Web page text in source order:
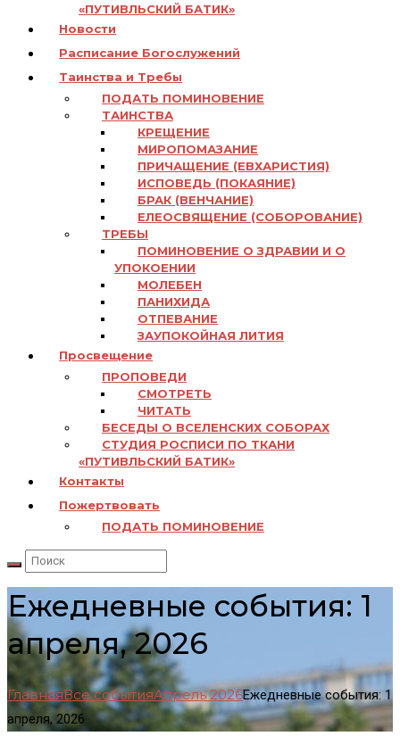
«ПУТИВЛЬСКИЙ БАТИК»
Новости
Расписание Богослужений
Таинства и Требы
ПОДАТЬ ПОМИНОВЕНИЕ
ТАИНСТВА
КРЕЩЕНИЕ
МИРОПОМАЗАНИЕ
ПРИЧАЩЕНИЕ (ЕВХАРИСТИЯ)
ИСПОВЕДЬ (ПОКАЯНИЕ)
БРАК (ВЕНЧАНИЕ)
ЕЛЕОСВЯЩЕНИЕ (СОБОРОВАНИЕ)
ТРЕБЫ
ПОМИНОВЕНИЕ О ЗДРАВИИ И О
УПОКОЕНИИ
МОЛЕБЕН
ПАНИХИДА
ОТПЕВАНИЕ
ЗАУПОКОЙНАЯ ЛИТИЯ
Просвещение
ПРОПОВЕДИ
СМОТРЕТЬ
ЧИТАТЬ
БЕСЕДЫ О ВСЕЛЕНСКИХ СОБОРАХ
СТУДИЯ РОСПИСИ ПО ТКАНИ
«ПУТИВЛЬСКИЙ БАТИК»
Контакты
Пожертвовать
ПОДАТЬ ПОМИНОВЕНИЕ
Ежедневные события: 1
апреля, 2026
ГлавнаяВсе событияАпрель 2026Ежедневные события: 1
апреля, 2026